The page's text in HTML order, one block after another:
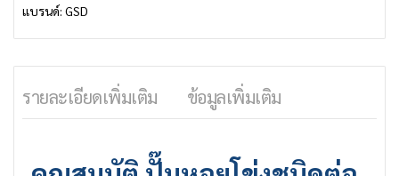
แบรนด์: GSD
รายละเอียดเพิ่มเติม ข้อมูลเพิ่มเติม